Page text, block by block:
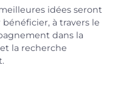
idées seront
à travers le
dans la
la recherche